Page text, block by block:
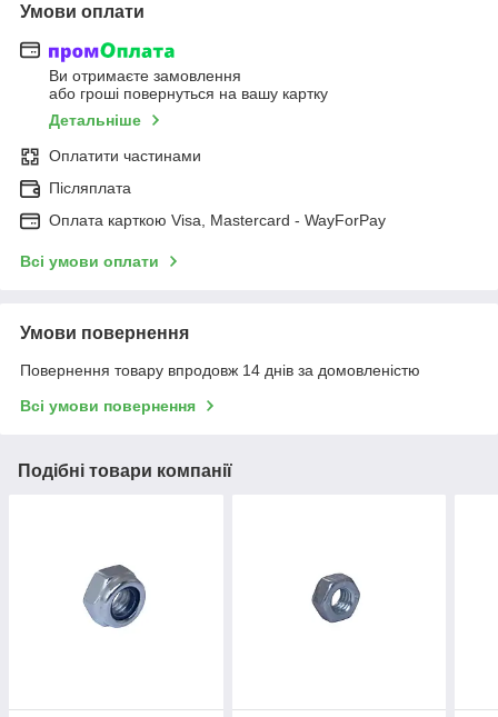
Умови оплати
Ви отримаєте замовлення
або гроші повернуться на вашу картку
Детальніше
Оплатити частинами
Післяплата
Оплата карткою Visa, Mastercard - WayForPay
Всі умови оплати
Умови повернення
Повернення товару впродовж 14 днів за домовленістю
Всі умови повернення
Подібні товари компанії